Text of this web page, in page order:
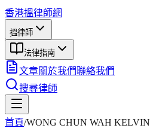
香港搵律師網
搵律師
法律指南
文章關於我們聯絡我們
搜尋律師
首頁/WONG CHUN WAH KELVIN